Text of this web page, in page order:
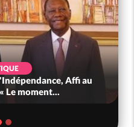
Affi au
Le moment...